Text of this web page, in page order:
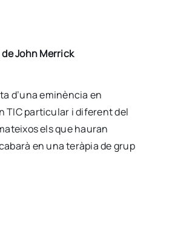
de John Merrick
d’una eminència en
TIC particular i diferent del
els que hauran
en una teràpia de grup